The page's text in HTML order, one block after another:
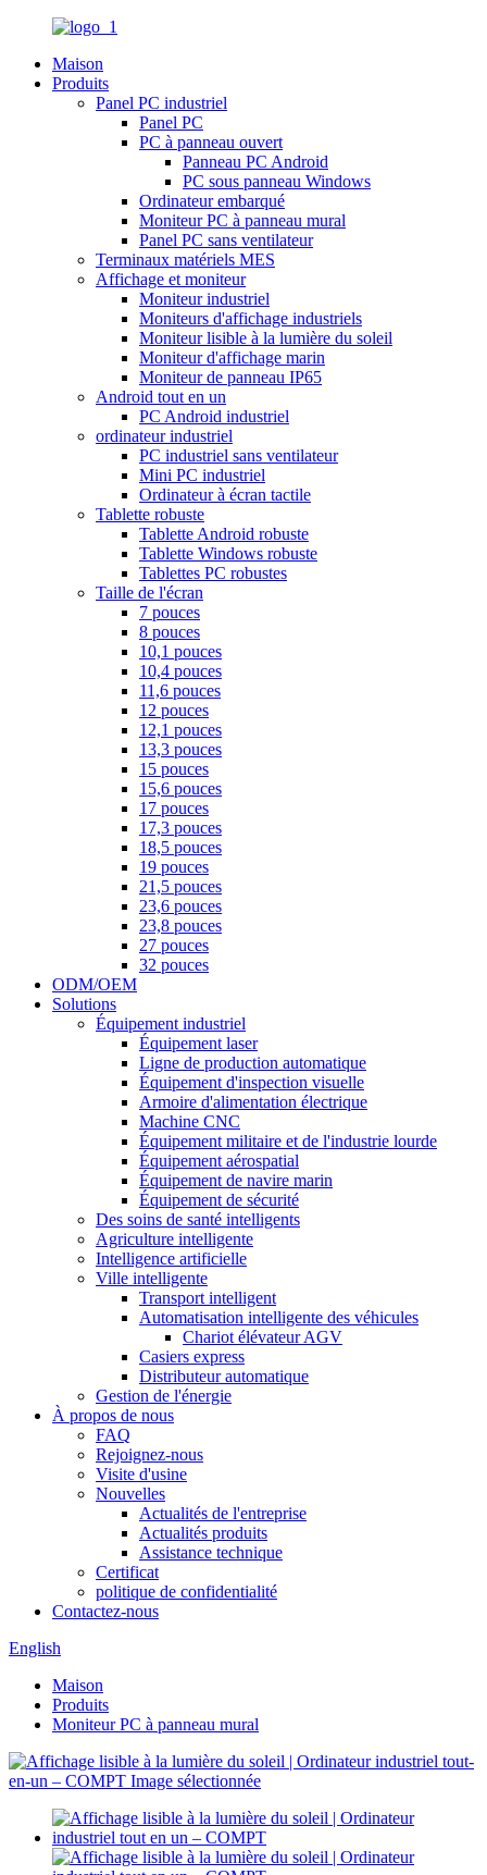
Maison
Produits
Panel PC industriel
Panel PC
PC à panneau ouvert
Panneau PC Android
PC sous panneau Windows
Ordinateur embarqué
Moniteur PC à panneau mural
Panel PC sans ventilateur
Terminaux matériels MES
Affichage et moniteur
Moniteur industriel
Moniteurs d'affichage industriels
Moniteur lisible à la lumière du soleil
Moniteur d'affichage marin
Moniteur de panneau IP65
Android tout en un
PC Android industriel
ordinateur industriel
PC industriel sans ventilateur
Mini PC industriel
Ordinateur à écran tactile
Tablette robuste
Tablette Android robuste
Tablette Windows robuste
Tablettes PC robustes
Taille de l'écran
7 pouces
8 pouces
10,1 pouces
10,4 pouces
11,6 pouces
12 pouces
12,1 pouces
13,3 pouces
15 pouces
15,6 pouces
17 pouces
17,3 pouces
18,5 pouces
19 pouces
21,5 pouces
23,6 pouces
23,8 pouces
27 pouces
32 pouces
ODM/OEM
Solutions
Équipement industriel
Équipement laser
Ligne de production automatique
Équipement d'inspection visuelle
Armoire d'alimentation électrique
Machine CNC
Équipement militaire et de l'industrie lourde
Équipement aérospatial
Équipement de navire marin
Équipement de sécurité
Des soins de santé intelligents
Agriculture intelligente
Intelligence artificielle
Ville intelligente
Transport intelligent
Automatisation intelligente des véhicules
Chariot élévateur AGV
Casiers express
Distributeur automatique
Gestion de l'énergie
À propos de nous
FAQ
Rejoignez-nous
Visite d'usine
Nouvelles
Actualités de l'entreprise
Actualités produits
Assistance technique
Certificat
politique de confidentialité
Contactez-nous
English
Maison
Produits
Moniteur PC à panneau mural